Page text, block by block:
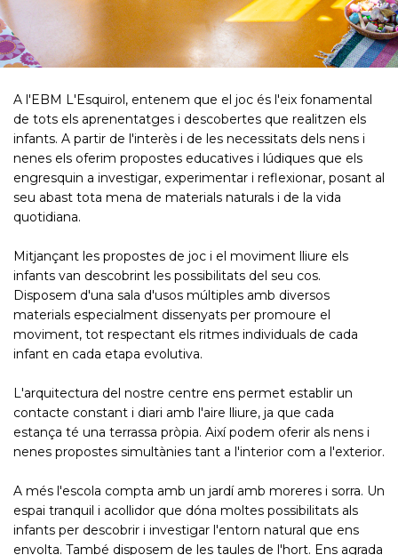
A l'EBM L'Esquirol, entenem que el joc és l'eix fonamental
de tots els aprenentatges i descobertes que realitzen els
infants. A partir de l'interès i de les necessitats dels nens i
nenes els oferim propostes educatives i lúdiques que els
engresquin a investigar, experimentar i reflexionar, posant al
seu abast tota mena de materials naturals i de la vida
quotidiana.
Mitjançant les propostes de joc i el moviment lliure els
infants van descobrint les possibilitats del seu cos.
Disposem d'una sala d'usos múltiples amb diversos
materials especialment dissenyats per promoure el
moviment, tot respectant els ritmes individuals de cada
infant en cada etapa evolutiva.
L'arquitectura del nostre centre ens permet establir un
contacte constant i diari amb l'aire lliure, ja que cada
estança té una terrassa pròpia. Així podem oferir als nens i
nenes propostes simultànies tant a l'interior com a l'exterior.
A més l'escola compta amb un jardí amb moreres i sorra. Un
espai tranquil i acollidor que dóna moltes possibilitats als
infants per descobrir i investigar l'entorn natural que ens
envolta. També disposem de les taules de l'hort. Ens agrada